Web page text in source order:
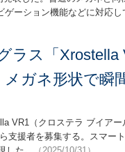
ーション機能などに対応し
ラス「
メガネ形状で
VR1（クロステラ ブイアー
支援者を募集する。スマー